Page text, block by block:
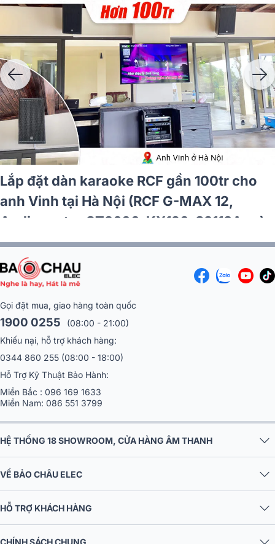
RCF hơn 97tr cho
(RCF CMAX 4110, JBL
TS12S, JBL VM300)
Lắp đặt dàn
chú Trường tại
IPS 1.5K, JBL
…)
Gọi đặt mua, giao hàng toàn quốc
1900 0255
(08:00 - 21:00)
Khiếu nại, hỗ trợ khách hàng:
0344 860 255 (08:00 - 18:00)
Hỗ Trợ Kỹ Thuật Bảo Hành:
Miền Bắc : 096 169 1633
Miền Nam: 086 551 3799
HỆ THỐNG 18 SHOWROOM, CỬA HÀNG ÂM THANH
VỀ BẢO CHÂU ELEC
HỖ TRỢ KHÁCH HÀNG
CHÍNH SÁCH CHUNG